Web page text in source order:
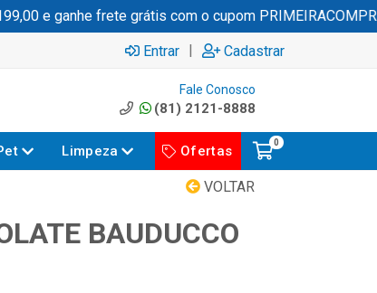
e ganhe frete grátis com o cupom PRIMEIRACOMPRA
Entrar | Cadastrar
Fale Conosco
(81) 2121-8888
Limpeza Ofertas
0
VOLTAR
BAUDUCCO